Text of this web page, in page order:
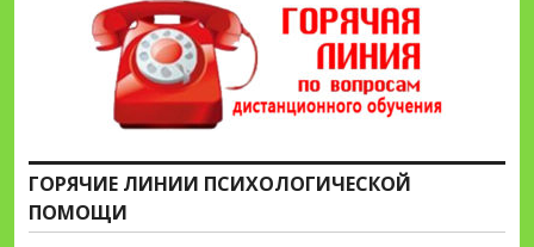
ГОРЯЧИЕ ЛИНИИ ПСИХОЛОГИЧЕСКОЙ
ПОМОЩИ